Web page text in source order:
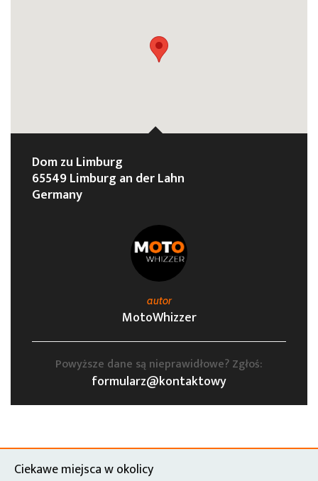
Dom zu Limburg
65549 Limburg an der Lahn
Germany
autor
MotoWhizzer
Powyższe dane są nieprawidłowe? Zgłoś:
formularz@kontaktowy
Ciekawe miejsca w okolicy